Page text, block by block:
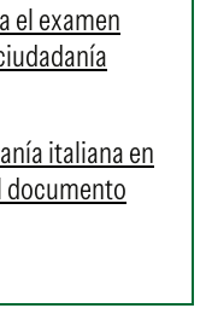
el examen
italiana en
documento